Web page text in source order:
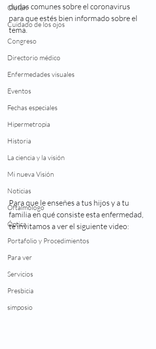
Clofán
Cuidado de los ojos
Congreso
Directorio médico
Enfermedades visuales
Eventos
Fechas especiales
Hipermetropia
Historia
La ciencia y la visión
Mi nueva Visión
Noticias
Oftalmologo
Óptica
Portafolio y Procedimientos
Para ver
Servicios
Presbicia
simposio
dudas comunes sobre el coronavirus
para que estés bien informado sobre el
tema.
Para que le enseñes a tus hijos y a tu
familia en qué consiste esta enfermedad,
te invitamos a ver el siguiente video: